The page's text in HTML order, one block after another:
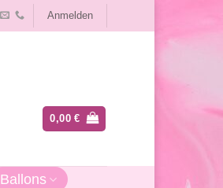
Anmelden
0,00€
Ballons